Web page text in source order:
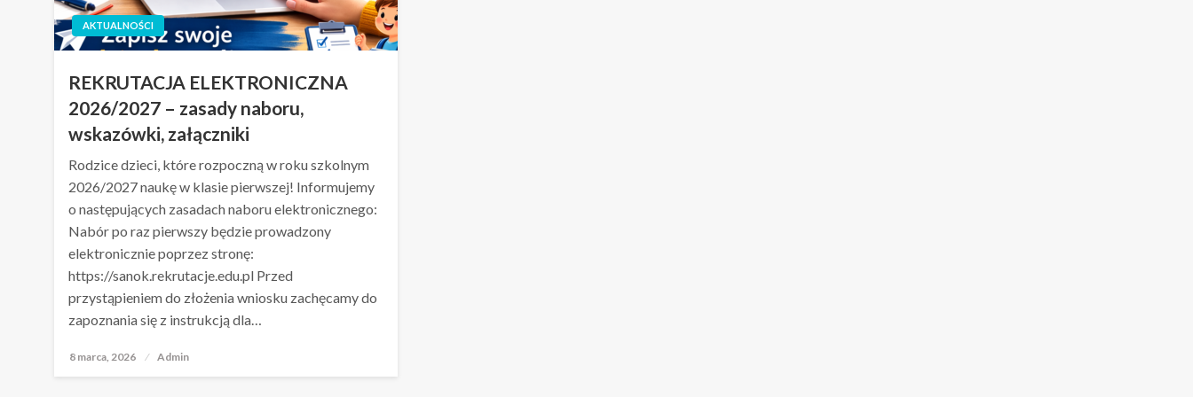
AKTUALNOŚCI
REKRUTACJA ELEKTRONICZNA
2026/2027 – zasady naboru,
wskazówki, załączniki
Rodzice dzieci, które rozpoczną w roku szkolnym
2026/2027 naukę w klasie pierwszej! Informujemy
o następujących zasadach naboru elektronicznego:
Nabór po raz pierwszy będzie prowadzony
elektronicznie poprzez stronę:
https://sanok.rekrutacje.edu.pl Przed
przystąpieniem do złożenia wniosku zachęcamy do
zapoznania się z instrukcją dla…
Opublikowane
8 marca, 2026 Admin